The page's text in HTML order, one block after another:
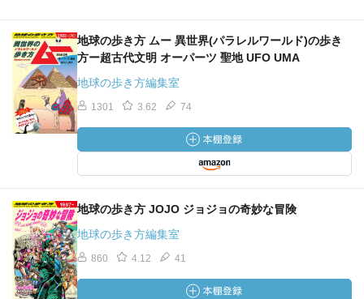
地球の歩き方 ムー 異世界(パラレルワールド)の歩き
方ー超古代文明 オーパーツ 聖地 UFO UMA
地球の歩き方編集室
1301 3.62 74
地球の歩き方 JOJO ジョジョの奇妙な冒険
地球の歩き方編集室
860 4.12 41